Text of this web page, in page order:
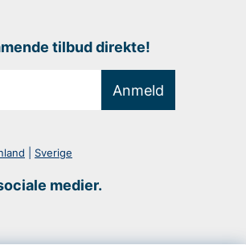
tilbud direkte!
Anmeld
Sverige
medier.